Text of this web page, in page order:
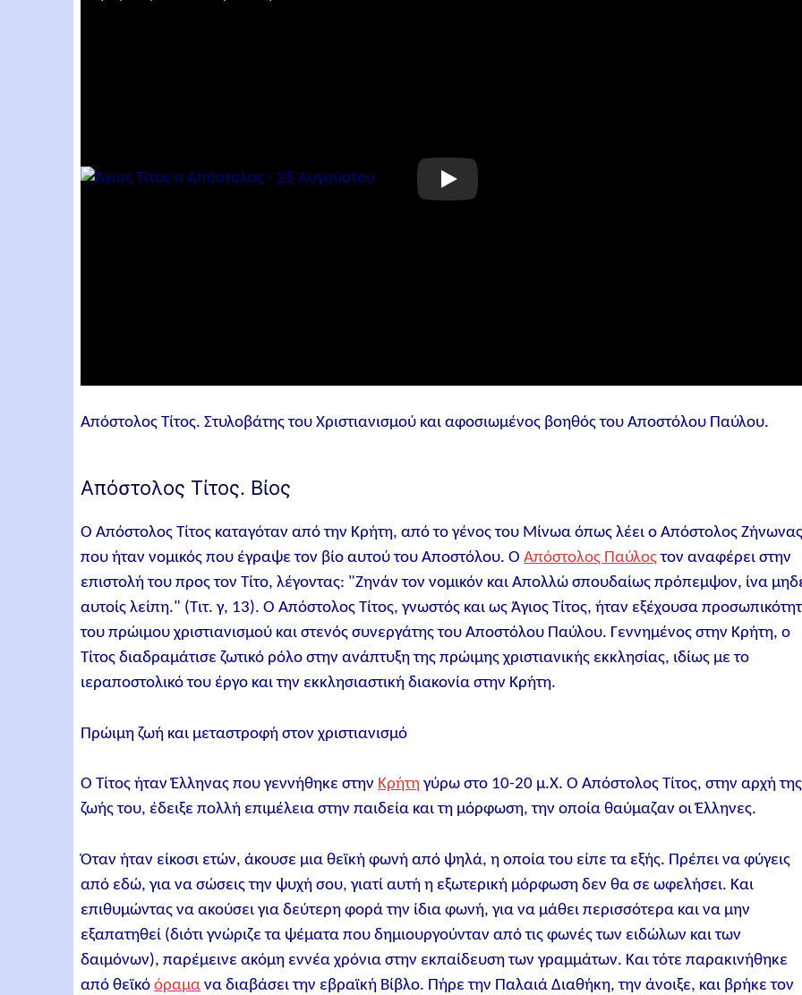
Απόστολος Τίτος. Στυλοβάτης του Χριστιανισμού και αφοσιωμένος βοηθός του Αποστόλου Παύλου.
Απόστολος Τίτος. Βίος
Ο Απόστολος Τίτος καταγόταν από την Κρήτη, από το γένος του Μίνωα όπως λέει ο Απόστολος Ζήνωνας
που ήταν νομικός που έγραψε τον βίο αυτού του Αποστόλου. ΟΑπόστολος Παύλοςτον αναφέρει στην
επιστολή του προς τον Τίτο, λέγοντας: "Ζηνάν τον νομικόν και Απολλώ σπουδαίως πρόπεμψον, ίνα
αυτοίς λείπη." (Τιτ. γ, 13). Ο Απόστολος Τίτος, γνωστός και ως Άγιος Τίτος, ήταν εξέχουσα
του πρώιμου χριστιανισμού και στενός συνεργάτης του Αποστόλου Παύλου. Γεννημένος στην Κρήτη, ο
Τίτος διαδραμάτισε ζωτικό ρόλο στην ανάπτυξη της πρώιμης χριστιανικής εκκλησίας, ιδίως με το
ιεραποστολικό του έργο και την εκκλησιαστική διακονία στην Κρήτη.
Πρώιμη ζωή και μεταστροφή στον χριστιανισμό
Ο Τίτος ήταν Έλληνας που γεννήθηκε στην Κρήτη γύρω στο 10-20 μ.Χ. Ο Απόστολος Τίτος, στην αρχή της
ζωής του, έδειξε πολλή επιμέλεια στην παιδεία και τη μόρφωση, την οποία θαύμαζαν οι Έλληνες.
Όταν ήταν είκοσι ετών, άκουσε μια θεϊκή φωνή από ψηλά, η οποία του είπε τα εξής. Πρέπει να φύγεις
από εδώ, για να σώσεις την ψυχή σου, γιατί αυτή η εξωτερική μόρφωση δεν θα σε ωφελήσει. Και
επιθυμώντας να ακούσει για δεύτερη φορά την ίδια φωνή, για να μάθει περισσότερα και να μην
εξαπατηθεί (διότι γνώριζε τα ψέματα που δημιουργούνταν από τις φωνές των ειδώλων και των
δαιμόνων), παρέμεινε ακόμη εννέα χρόνια στην εκπαίδευση των γραμμάτων. Και τότε παρακινήθηκε
από θεϊκόόραμα να διαβάσει την εβραϊκή Βίβλο. Πήρε την Παλαιά Διαθήκη, την άνοιξε, και βρήκε τον